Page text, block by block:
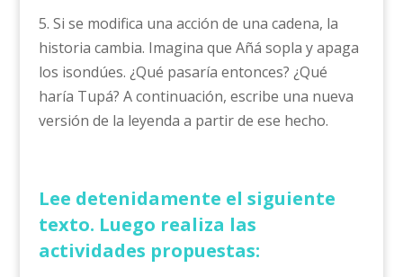
5. Si se modifica una acción de una cadena, la
historia cambia. Imagina que Añá sopla y apaga
los isondúes. ¿Qué pasaría entonces? ¿Qué
haría Tupá? A continuación, escribe una nueva
versión de la leyenda a partir de ese hecho.
Lee detenidamente el siguiente
texto. Luego realiza las
actividades propuestas: